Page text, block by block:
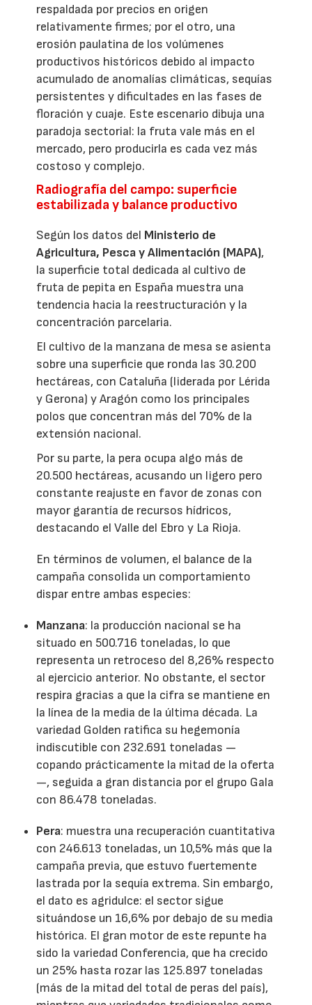
respaldada por precios en origen
relativamente firmes; por el otro, una
erosión paulatina de los volúmenes
productivos históricos debido al impacto
acumulado de anomalías climáticas, sequías
persistentes y dificultades en las fases de
floración y cuaje. Este escenario dibuja una
paradoja sectorial: la fruta vale más en el
mercado, pero producirla es cada vez más
costoso y complejo.
Radiografía del campo: superficie
estabilizada y balance productivo
Según los datos del Ministerio de
Agricultura, Pesca y Alimentación (MAPA),
la superficie total dedicada al cultivo de
fruta de pepita en España muestra una
tendencia hacia la reestructuración y la
concentración parcelaria.
El cultivo de la manzana de mesa se asienta
sobre una superficie que ronda las 30.200
hectáreas, con Cataluña (liderada por Lérida
y Gerona) y Aragón como los principales
polos que concentran más del 70% de la
extensión nacional.
Por su parte, la pera ocupa algo más de
20.500 hectáreas, acusando un ligero pero
constante reajuste en favor de zonas con
mayor garantía de recursos hídricos,
destacando el Valle del Ebro y La Rioja.
En términos de volumen, el balance de la
campaña consolida un comportamiento
dispar entre ambas especies:
Manzana: la producción nacional se ha
situado en 500.716 toneladas, lo que
representa un retroceso del 8,26% respecto
al ejercicio anterior. No obstante, el sector
respira gracias a que la cifra se mantiene en
la línea de la media de la última década. La
variedad Golden ratifica su hegemonía
indiscutible con 232.691 toneladas —
copando prácticamente la mitad de la oferta
—, seguida a gran distancia por el grupo Gala
con 86.478 toneladas.
Pera: muestra una recuperación cuantitativa
con 246.613 toneladas, un 10,5% más que la
campaña previa, que estuvo fuertemente
lastrada por la sequía extrema. Sin embargo,
el dato es agridulce: el sector sigue
situándose un 16,6% por debajo de su media
histórica. El gran motor de este repunte ha
sido la variedad Conferencia, que ha crecido
un 25% hasta rozar las 125.897 toneladas
(más de la mitad del total de peras del país),